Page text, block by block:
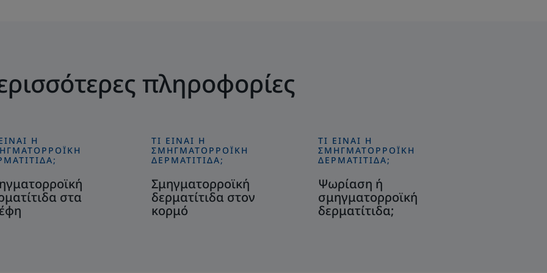
πληροφορίες
Η
στα
Ανακαλύψτε
Σμηγματορροϊκή
στον
κορμό
ΤΙ ΕΊΝΑΙ Η
ΣΜΗΓΜΑΤΟΡΡΟΪΚΗ
ΔΕΡΜΑΤΊΤΙΔΑ;
Σμηγματορροϊκή
δερματίτιδα στον
κορμό
Ανακαλύψτε
Ψωρίαση
σμηγματορροϊκή
δερματίτιδα;
ΤΙ ΕΊΝΑΙ Η
ΣΜΗΓΜΑΤΟΡΡΟΪΚΗ
ΔΕΡΜΑΤΊΤΙΔΑ;
Ψωρίαση ή
σμηγματορροϊκή
δερματίτιδα;